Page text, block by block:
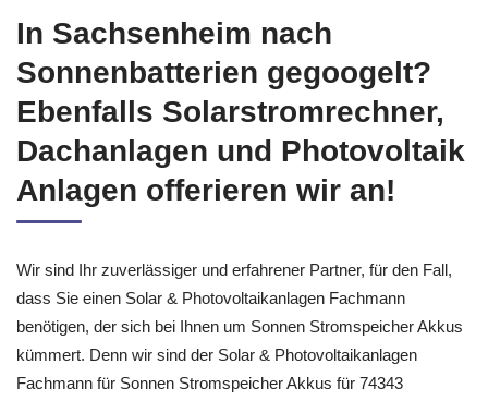
In Sachsenheim nach
Sonnenbatterien gegoogelt?
Ebenfalls Solarstromrechner,
Dachanlagen und Photovoltaik
Anlagen offerieren wir an!
Wir sind Ihr zuverlässiger und erfahrener Partner, für den Fall,
dass Sie einen Solar & Photovoltaikanlagen Fachmann
benötigen, der sich bei Ihnen um Sonnen Stromspeicher Akkus
kümmert. Denn wir sind der Solar & Photovoltaikanlagen
Fachmann für Sonnen Stromspeicher Akkus für 74343